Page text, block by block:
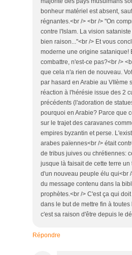
bonheur matériel est absent,
régnantes.<br /> <br /> "On
contre l'Islam. La vision
bien raison..."<br /> Et vous
moderne une origine satanique!
combattre, n'est-ce pas?<br />
que cela n'a rien de nouveau.
par hasard en Arabie au VIIème
réaction à l'hérésie issue des 2
précédents (l'adoration de
pourquoi en Arabie? Parce que
sur le trajet des caravanes
empires byzantin et perse.
arabes païennes<br /> était
de tribus juives ou chrétiennes:
jusque là faisait de cette terre
d'un nouveau peuple élu qui<br
du message contenu dans la
prophètes.<br /> C'est ça qui
dans le but de mettre fin à
c'est sa raison d'être depuis le
Répondre